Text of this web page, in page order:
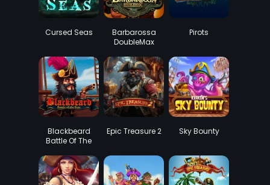
Cursed Seas
Barbarossa
DoubleMax
Pirots
Blackbeard
Battle Of The
Epic Treasure 2 Sky Bounty